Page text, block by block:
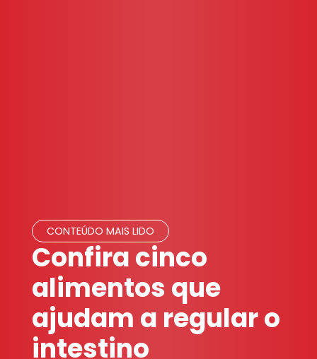
CONTEÚDO MAIS LIDO
Confira cinco
alimentos que
ajudam a regular o
intestino